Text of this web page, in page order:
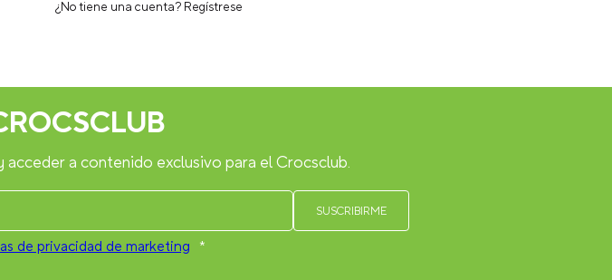
¿No tiene una cuenta? Regístrese
a contenido exclusivo para el Crocsclub.
de privacidad de marketing *